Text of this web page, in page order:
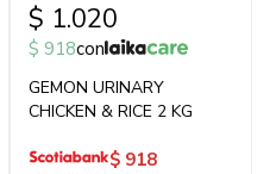
$ 1.020
$ 918con
GEMON URINARY
CHICKEN & RICE 2 KG
$ 918